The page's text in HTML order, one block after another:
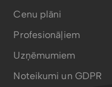
Cenu plāni
Profesionāļiem
Uzņēmumiem
Noteikumi un GDPR